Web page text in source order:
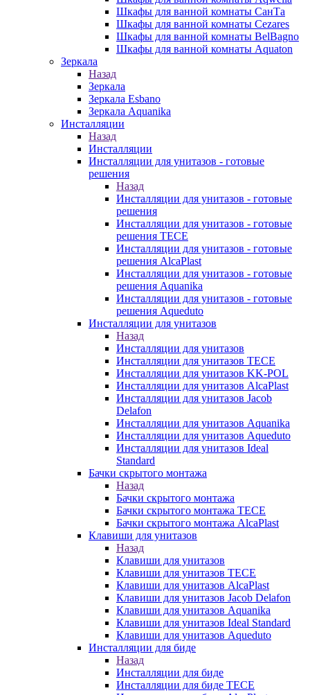
Шкафы для ванной комнаты СанТа
Шкафы для ванной комнаты Cezares
Шкафы для ванной комнаты BelBagno
Шкафы для ванной комнаты Aquaton
Зеркала
Назад
Зеркала
Зеркала Esbano
Зеркала Aquanika
Инсталляции
Назад
Инсталляции
Инсталляции для унитазов - готовые
решения
Назад
Инсталляции для унитазов - готовые
решения
Инсталляции для унитазов - готовые
решения TECE
Инсталляции для унитазов - готовые
решения AlcaPlast
Инсталляции для унитазов - готовые
решения Aquanika
Инсталляции для унитазов - готовые
решения Aqueduto
Инсталляции для унитазов
Назад
Инсталляции для унитазов
Инсталляции для унитазов TECE
Инсталляции для унитазов KK-POL
Инсталляции для унитазов AlcaPlast
Инсталляции для унитазов Jacob
Delafon
Инсталляции для унитазов Aquanika
Инсталляции для унитазов Aqueduto
Инсталляции для унитазов Ideal
Standard
Бачки скрытого монтажа
Назад
Бачки скрытого монтажа
Бачки скрытого монтажа TECE
Бачки скрытого монтажа AlcaPlast
Клавиши для унитазов
Назад
Клавиши для унитазов
Клавиши для унитазов TECE
Клавиши для унитазов AlcaPlast
Клавиши для унитазов Jacob Delafon
Клавиши для унитазов Aquanika
Клавиши для унитазов Ideal Standard
Клавиши для унитазов Aqueduto
Инсталляции для биде
Назад
Инсталляции для биде
Инсталляции для биде TECE